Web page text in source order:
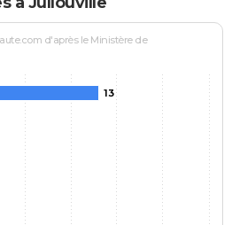
d'après le Ministère de
13